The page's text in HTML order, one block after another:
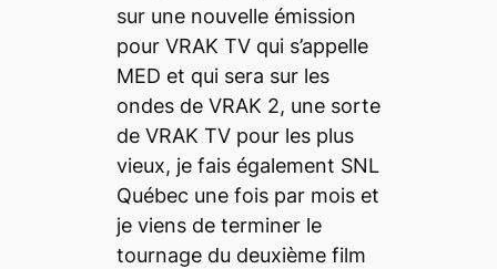
sur une nouvelle émission
pour VRAK TV qui s’appelle
MED et qui sera sur les
ondes de VRAK 2, une sorte
de VRAK TV pour les plus
vieux, je fais également SNL
Québec une fois par mois et
je viens de terminer le
tournage du deuxième film